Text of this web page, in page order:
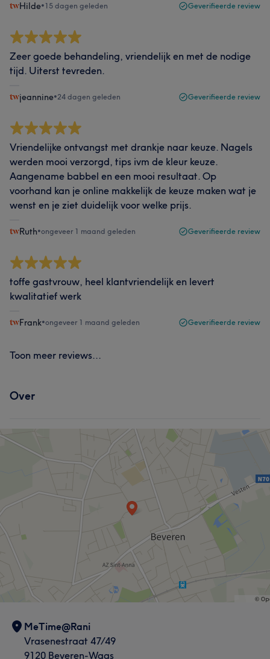
Hilde•15 dagen geleden Geverifieerde review
Zeer goede behandeling, vriendelijk en met de nodige
tijd. Uiterst tevreden.
jeannine•24 dagen geleden Geverifieerde review
Vriendelijke ontvangst met drankje naar keuze. Nagels
werden mooi verzorgd, tips ivm de kleur keuze.
Aangename babbel en een mooi resultaat. Op
voorhand kan je online makkelijk de keuze maken wat je
wenst en je ziet duidelijk voor welke prijs.
Ruth•ongeveer 1 maand geleden Geverifieerde review
toffe gastvrouw, heel klantvriendelijk en levert
kwalitatief werk
Frank•ongeveer 1 maand geleden Geverifieerde review
Toon meer reviews...
Over
MeTime@Rani
Vrasenestraat 47/49
9120 Beveren-Waas